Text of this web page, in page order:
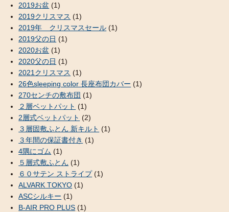
2019お盆 (1)
2019クリスマス (1)
2019年 クリスマスセール (1)
2019父の日 (1)
2020お盆 (1)
2020父の日 (1)
2021クリスマス (1)
26色sleeping color 長座布団カバー (1)
270センチの敷布団 (1)
２層ベットパット (1)
2層式ベットパット (2)
３層固敷ふとん 新キルト (1)
３年間の保証書付き (1)
4隅にゴム (1)
５層式敷ふとん (1)
６０サテン ストライプ(1)
ALVARK TOKYO (1)
ASCシルキー (1)
B-AIR PRO PLUS (1)